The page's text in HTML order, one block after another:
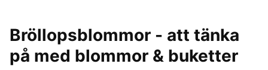
Bröllopsblommor - att tänka
på med blommor & buketter